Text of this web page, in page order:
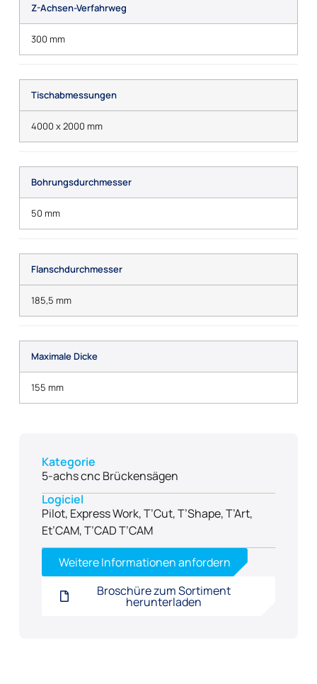
Z-Achsen-Verfahrweg
300 mm
Tischabmessungen
4000 x 2000 mm
Bohrungsdurchmesser
50 mm
Flanschdurchmesser
185,5 mm
Maximale Dicke
155 mm
Kategorie
5-achs cnc Brückensägen
Logiciel
Pilot, Express Work, T’Cut, T’Shape, T’Art,
Et’CAM, T’CAD T’CAM
Weitere Informationen anfordern
Broschüre zum Sortiment
herunterladen